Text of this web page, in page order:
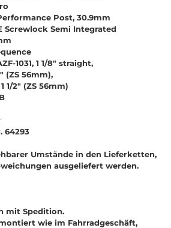
Post, 30.9mm
Screwlock Semi Integrated
1031, 1 1/8" straight,
(ZS 56mm),
1/2" (ZS 56mm)
64293
Umstände in den Lieferketten,
ausgeliefert werden.
mit Spedition.
wie im Fahrradgeschäft,